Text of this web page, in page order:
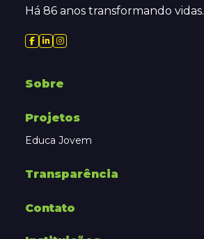
Há 86 anos transformando vidas.
Sobre
Projetos
Educa Jovem
Transparência
Contato